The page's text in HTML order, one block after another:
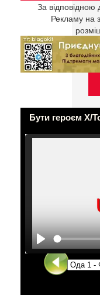
За відповідною
Рекламу на